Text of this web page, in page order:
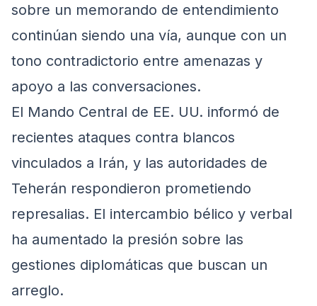
sobre un memorando de entendimiento
continúan siendo una vía, aunque con un
tono contradictorio entre amenazas y
apoyo a las conversaciones.
El Mando Central de EE. UU. informó de
recientes ataques contra blancos
vinculados a Irán, y las autoridades de
Teherán respondieron prometiendo
represalias. El intercambio bélico y verbal
ha aumentado la presión sobre las
gestiones diplomáticas que buscan un
arreglo.